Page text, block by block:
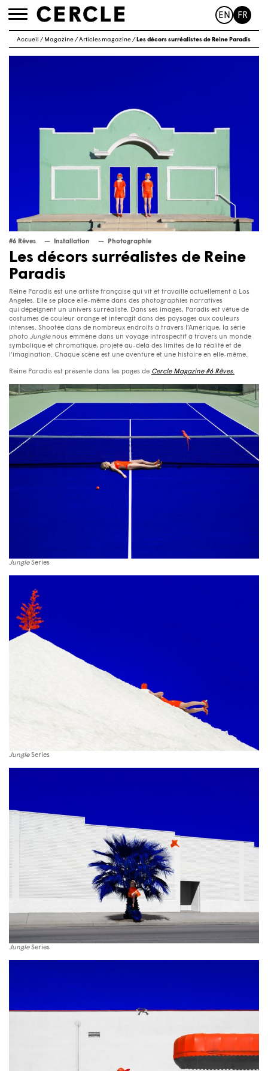
Toggle
EN FR
Accueil / Magazine/Articles magazine/ Les décors surréalistes de Reine Paradis
#6 Rêves Installation Photographie
Les décors surréalistes de Reine
Paradis
Reine Paradis est une artiste française qui vit et travaille actuellement à Los
Angeles. Elle se place elle-même dans des photographies narratives
qui dépeignent un univers surréaliste. Dans ses images, Paradis est vêtue de
costumes de couleur orange et interagit dans des paysages aux couleurs
intenses. Shootée dans de nombreux endroits à travers l’Amérique, la série
photo Junglenous emmène dans un voyage introspectif à travers un monde
symbolique et chromatique, projeté au-delà des limites de la réalité et de
l’imagination. Chaque scène est une aventure et une histoire en elle-même.
Reine Paradis est présente dans les pages de Cercle Magazine #6 Rêves.
JungleSeries
JungleSeries
JungleSeries